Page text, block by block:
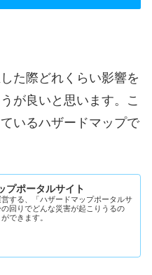
た際どれくらい影響を
が良いと思います。こ
いるハザードマップで
プポータルサイト
営する、「ハザードマップポータルサ
回りでどんな災害が起こりうるの
できます。